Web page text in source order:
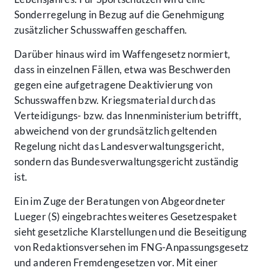
Sonderregelung in Bezug auf die Genehmigung
zusätzlicher Schusswaffen geschaffen.
Darüber hinaus wird im Waffengesetz normiert,
dass in einzelnen Fällen, etwa was Beschwerden
gegen eine aufgetragene Deaktivierung von
Schusswaffen bzw. Kriegsmaterial durch das
Verteidigungs- bzw. das Innenministerium betrifft,
abweichend von der grundsätzlich geltenden
Regelung nicht das Landesverwaltungsgericht,
sondern das Bundesverwaltungsgericht zuständig
ist.
Ein im Zuge der Beratungen von Abgeordneter
Lueger (S) eingebrachtes weiteres Gesetzespaket
sieht gesetzliche Klarstellungen und die Beseitigung
von Redaktionsversehen im FNG-Anpassungsgesetz
und anderen Fremdengesetzen vor. Mit einer